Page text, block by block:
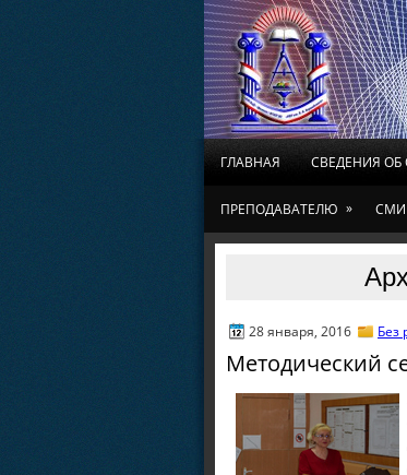
ГЛАВНАЯ СВЕДЕНИЯ ОБ
ПРЕПОДАВАТЕЛЮ » СМИ
28 января, 2016 Без
Методический